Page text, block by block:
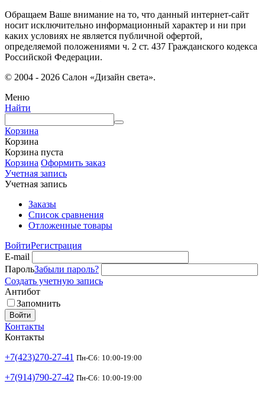
Обращаем Ваше внимание на то, что данный интернет-сайт
носит исключительно информационный характер и ни при
каких условиях не является публичной офертой,
определяемой положениями ч. 2 ст. 437 Гражданского кодекса
Российской Федерации.
© 2004 - 2026 Салон «Дизайн света».
Меню
Найти
Корзина
Корзина
Корзина пуста
Корзина Оформить заказ
Учетная запись
Учетная запись
Заказы
Список сравнения
Отложенные товары
ВойтиРегистрация
E-mail
ПарольЗабыли пароль?
Создать учетную запись
Антибот
Запомнить
Войти
Контакты
Контакты
+7(423)270-27-41 Пн-Сб: 10:00-19:00
+7(914)790-27-42 Пн-Сб: 10:00-19:00